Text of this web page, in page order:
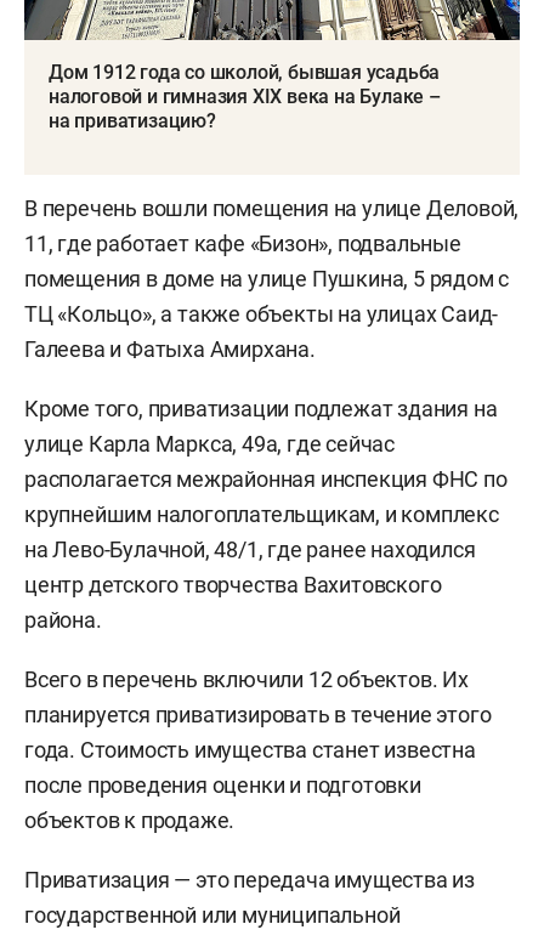
Дом 1912 года со школой, бывшая усадьба
налоговой и гимназия XIX века на Булаке –
на приватизацию?
В перечень вошли помещения на улице Деловой,
11, где работает кафе «Бизон», подвальные
помещения в доме на улице Пушкина, 5 рядом с
ТЦ «Кольцо», а также объекты на улицах Саид-
Галеева и Фатыха Амирхана.
Кроме того, приватизации подлежат здания на
улице Карла Маркса, 49а, где сейчас
располагается межрайонная инспекция ФНС по
крупнейшим налогоплательщикам, и комплекс
на Лево-Булачной, 48/1, где ранее находился
центр детского творчества Вахитовского
района.
Всего в перечень включили 12 объектов. Их
планируется приватизировать в течение этого
года. Стоимость имущества станет известна
после проведения оценки и подготовки
объектов к продаже.
Приватизация — это передача имущества из
государственной или муниципальной